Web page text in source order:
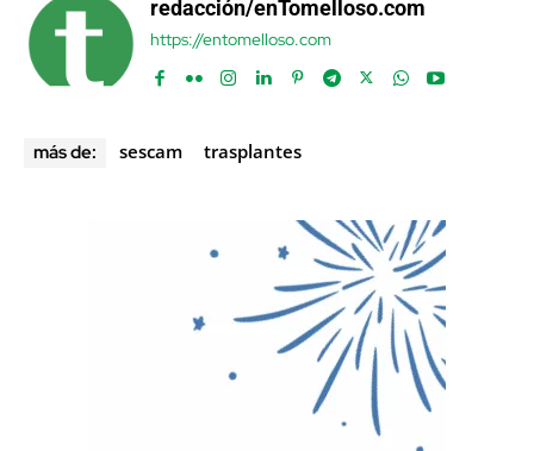
redacción/enTomelloso.com
https://entomelloso.com
más de: sescam trasplantes